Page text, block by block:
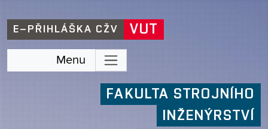
E–PŘIHLÁŠKA CŽV VUT
Menu
FAKULTA STROJNÍHO
INŽENÝRSTVÍ